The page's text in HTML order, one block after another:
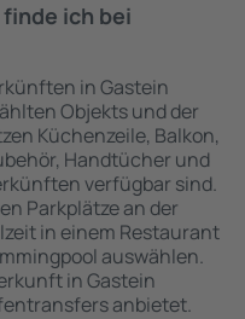
ich bei
in Gastein
Objekts und der
Küchenzeile, Balkon,
Handtücher und
verfügbar sind.
Parkplätze an der
in einem Restaurant
auswählen.
in Gastein
anbietet.